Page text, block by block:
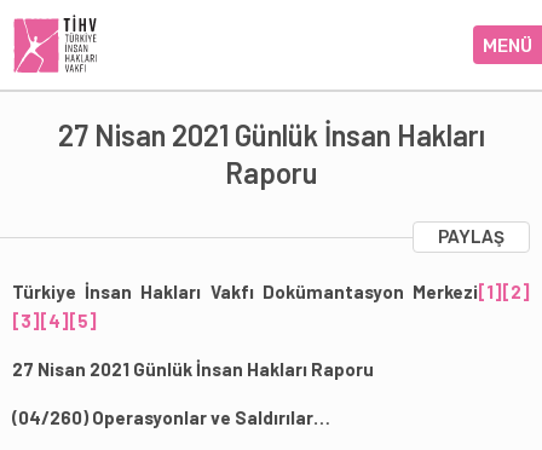
MENÜ
27 Nisan 2021 Günlük İnsan Hakları
Raporu
PAYLAŞ
Türkiye İnsan Hakları Vakfı Dokümantasyon Merkezi [1] [2]
[3] [4] [5]
27 Nisan 2021 Günlük İnsan Hakları Raporu
(04/260) Operasyonlar ve Saldırılar…